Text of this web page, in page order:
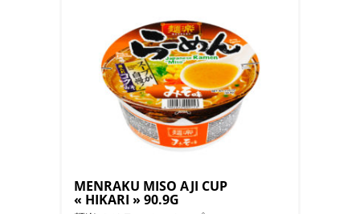
CUP
"HIKARI"
80.6G
MENRAKU MISO AJI CUP
« HIKARI » 90.9G